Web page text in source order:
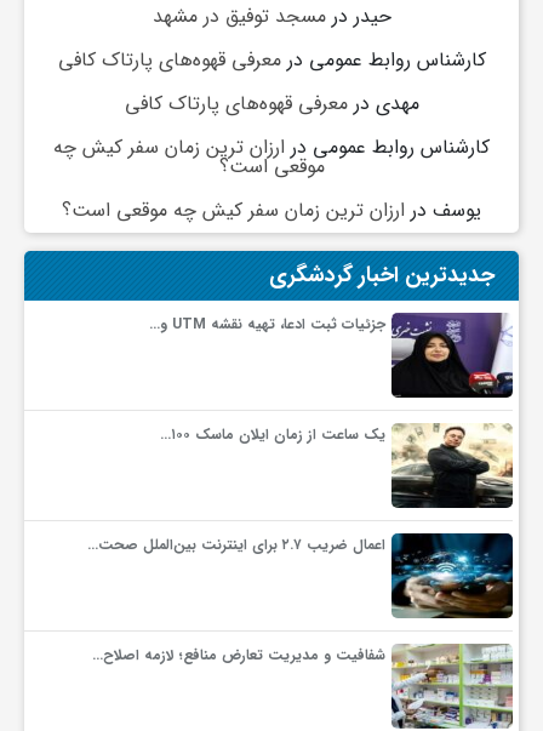
حیدر درمسجد توفیق در مشهد
کارشناس روابط عمومی درمعرفی قهوه‌های پارتاک کافی
مهدی درمعرفی قهوه‌های پارتاک کافی
کارشناس روابط عمومی در ارزان ترین زمان سفر کیش چه
موقعی است؟
یوسف در ارزان ترین زمان سفر کیش چه موقعی است؟
جدیدترین اخبار گردشگری
جزئیات ثبت ادعا، تهیه نقشه UTM و…
یک ساعت از زمان ایلان ماسک ۱۰۰…
اعمال ضریب ۲.۷ برای اینترنت بین‌الملل صحت…
شفافیت و مدیریت تعارض منافع؛ لازمه اصلاح…